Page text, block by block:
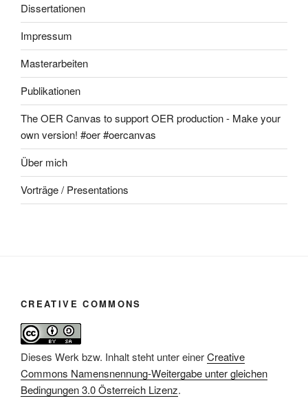
Dissertationen
Impressum
Masterarbeiten
Publikationen
The OER Canvas to support OER production - Make your
own version! #oer #oercanvas
Über mich
Vorträge / Presentations
CREATIVE COMMONS
Dieses Werk bzw. Inhalt steht unter einerCreative
Commons Namensnennung-Weitergabe unter gleichen
Bedingungen 3.0 Österreich Lizenz.